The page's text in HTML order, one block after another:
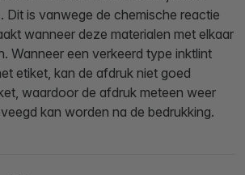
Dit is vanwege de chemische reactie
wanneer deze materialen met elkaar
Wanneer een verkeerd type inktlint
etiket, kan de afdruk niet goed
waardoor de afdruk meteen weer
kan worden na de bedrukking.